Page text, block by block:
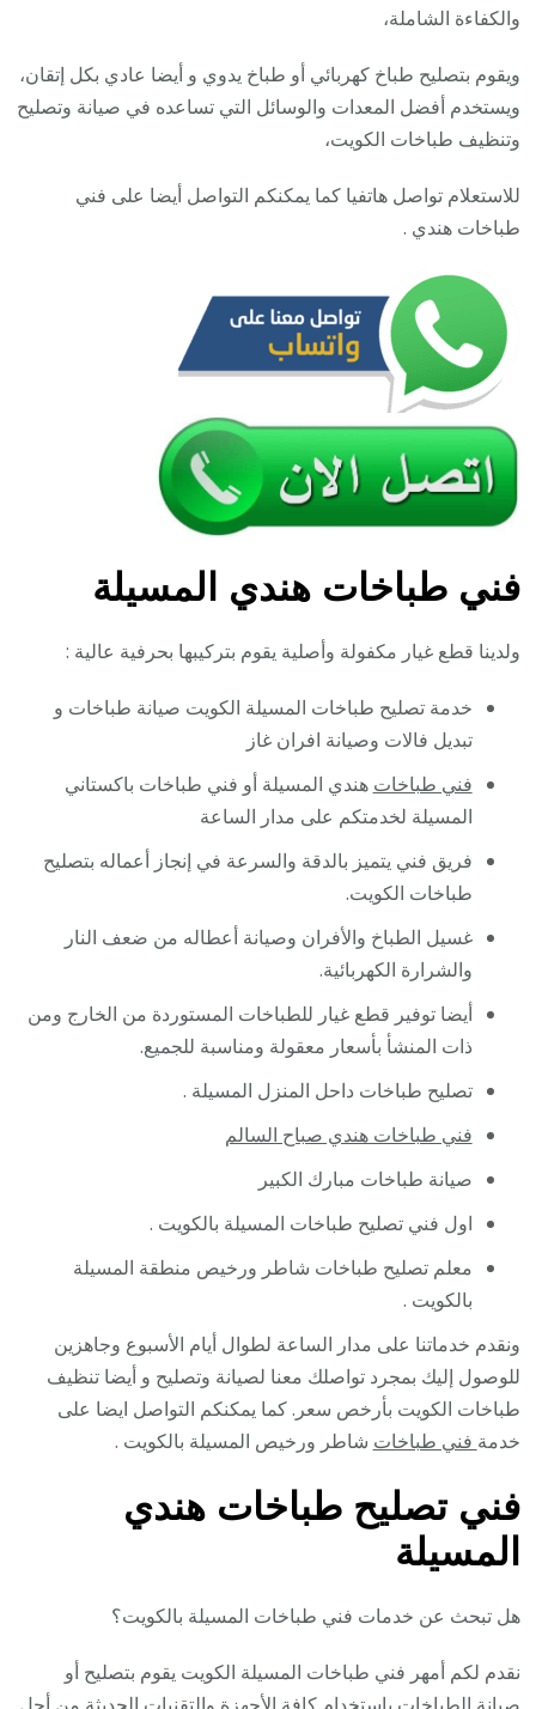
والكفاءة الشاملة،
ويقوم بتصليح طباخ كهربائي أو طباخ يدوي و أيضا عادي بكل إتقان،
ويستخدم أفضل المعدات والوسائل التي تساعده في صيانة وتصليح
وتنظيف طباخات الكويت،
للاستعلام تواصل هاتفيا كما يمكنكم التواصل أيضا على فني
طباخات هندي .
فني طباخات هندي المسيلة
ولدينا قطع غيار مكفولة وأصلية يقوم بتركيبها بحرفية عالية :
خدمة تصليح طباخات المسيلة الكويت صيانة طباخات و
تبديل فالات وصيانة افران غاز
فني طباخات هندي المسيلة أو فني طباخات باكستاني
المسيلة لخدمتكم على مدار الساعة
فريق فني يتميز بالدقة والسرعة في إنجاز أعماله بتصليح
طباخات الكويت.
غسيل الطباخ والأفران وصيانة أعطاله من ضعف النار
والشرارة الكهربائية.
أيضا توفير قطع غيار للطباخات المستوردة من الخارج ومن
ذات المنشأ بأسعار معقولة ومناسبة للجميع.
تصليح طباخات داحل المنزل المسيلة .
فني طباخات هندي صباح السالم
صيانة طباخات مبارك الكبير
اول فني تصليح طباخات المسيلة بالكويت .
معلم تصليح طباخات شاطر ورخيص منطقة المسيلة
بالكويت .
ونقدم خدماتنا على مدار الساعة لطوال أيام الأسبوع وجاهزين
للوصول إليك بمجرد تواصلك معنا لصيانة وتصليح و أيضا تنظيف
طباخات الكويت بأرخص سعر. كما يمكنكم التواصل ايضا على
خدمة فني طباخات شاطر ورخيص المسيلة بالكويت .
فني تصليح طباخات هندي
المسيلة
هل تبحث عن خدمات فني طباخات المسيلة بالكويت؟
نقدم لكم أمهر فني طباخات المسيلة الكويت يقوم بتصليح أو